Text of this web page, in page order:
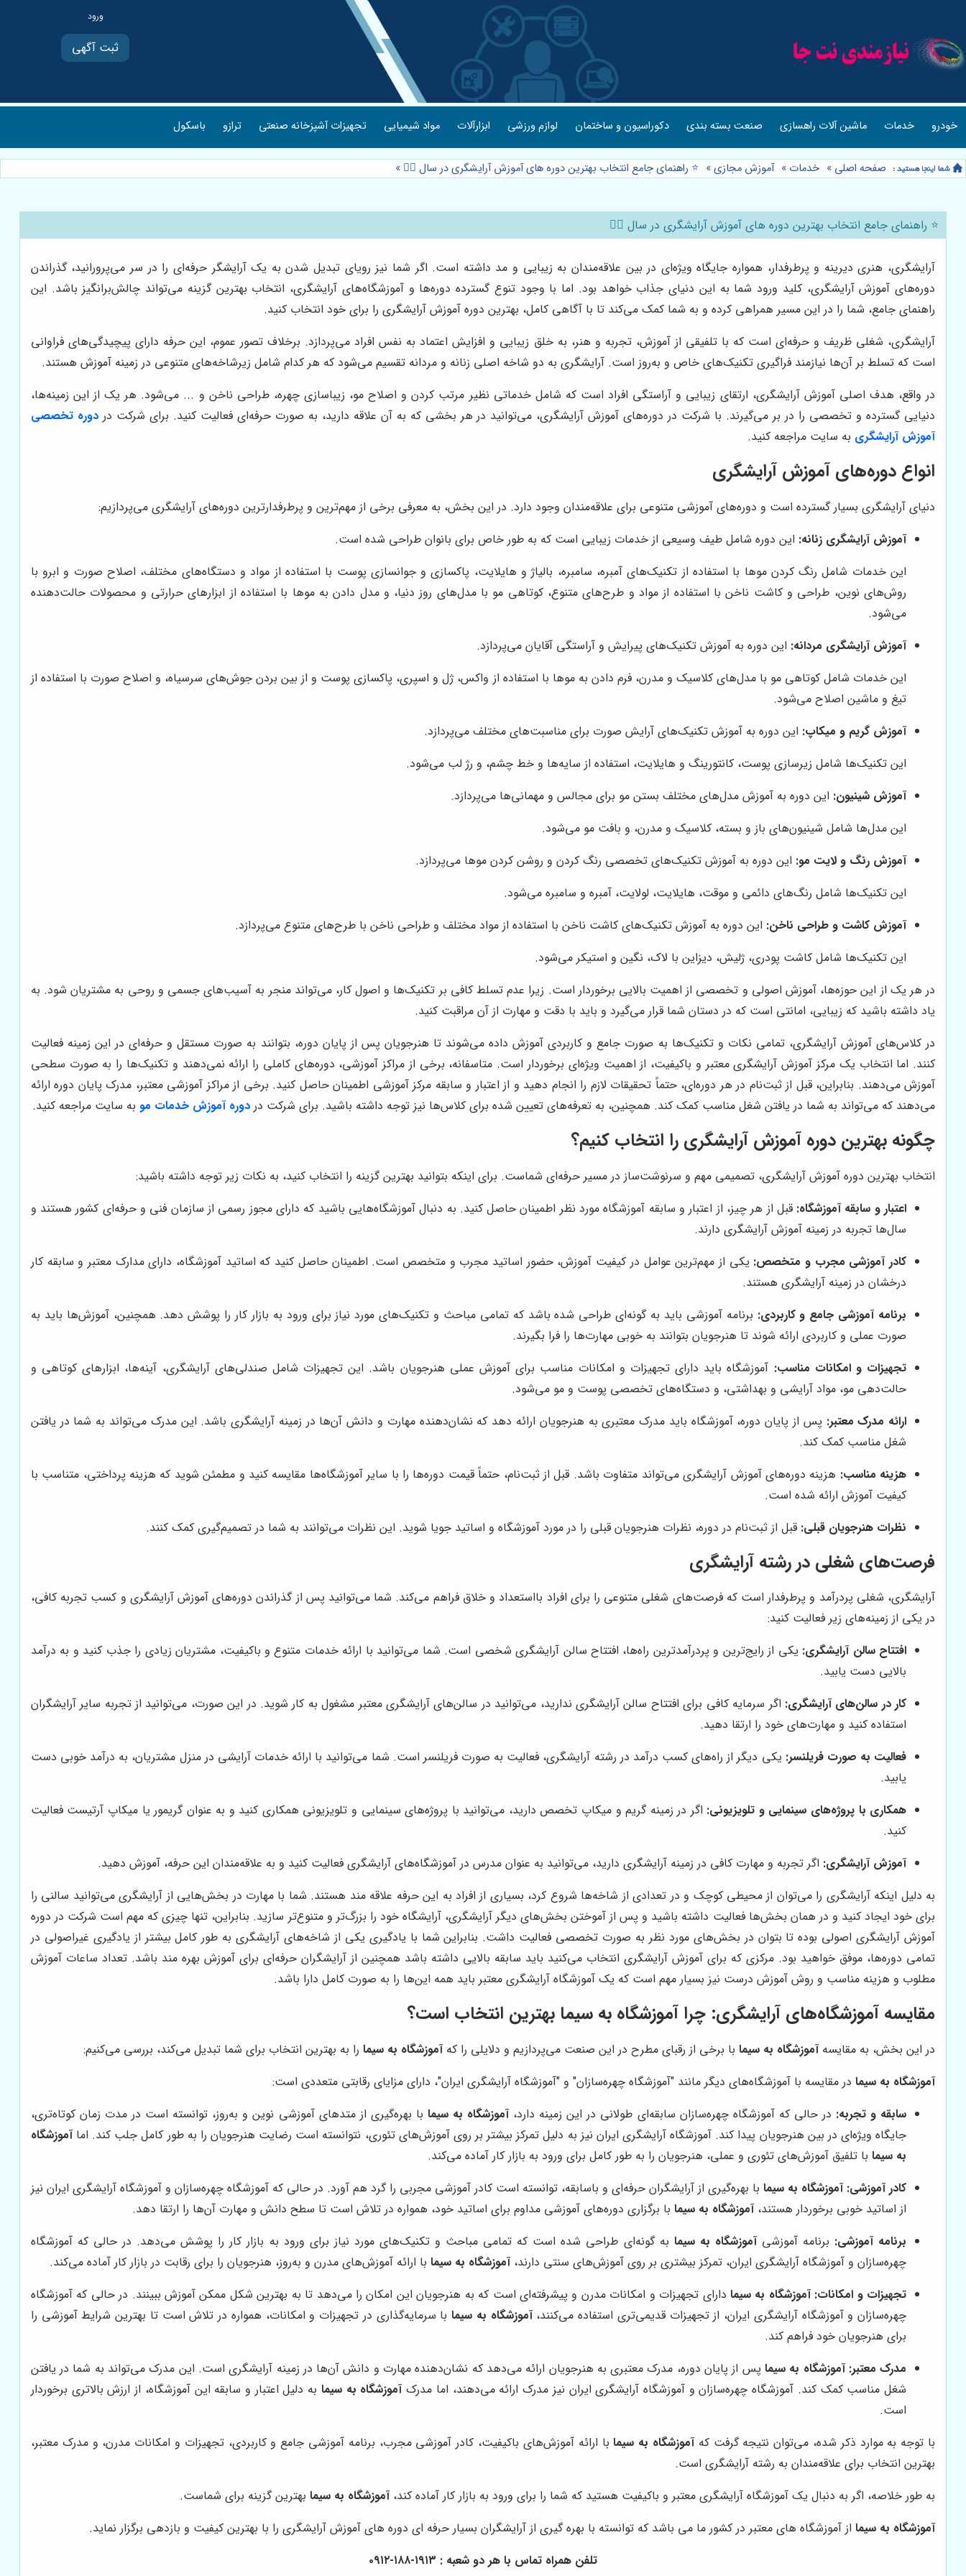
ثبت آگهی
خودرو خدمات ماشین آلات راهسازی صنعت بسته بندی دکوراسیون و ساختمان لوازم ورزشی ابزارآلات مواد شیمیایی تجهیزات آشپزخانه صنعتی ترازو باسکول
صفحه اصلی » خدمات » آموزش مجازی» ⭐️ راهنمای جامع انتخاب بهترین دوره های آموزش آرایشگری در سال 💇‍♀️ »
⭐️ راهنمای جامع انتخاب بهترین دوره های آموزش آرایشگری در سال 💇‍♀️
آرایشگری، هنری دیرینه و پرطرفدار، همواره جایگاه ویژه‌ای در بین علاقه‌مندان به زیبایی و مد داشته است. اگر شما نیز رویای تبدیل شدن به یک آرایشگر حرفه‌ای را در سر می‌پرورانید، گذراندن
دوره‌های آموزش آرایشگری، کلید ورود شما به این دنیای جذاب خواهد بود. اما با وجود تنوع گسترده دوره‌ها و آموزشگاه‌های آرایشگری، انتخاب بهترین گزینه می‌تواند چالش‌برانگیز باشد. این
راهنمای جامع، شما را در این مسیر همراهی کرده و به شما کمک می‌کند تا با آگاهی کامل، بهترین دوره آموزش آرایشگری را برای خود انتخاب کنید.
آرایشگری، شغلی ظریف و حرفه‌ای است که با تلفیقی از آموزش، تجربه و هنر، به خلق زیبایی و افزایش اعتماد به نفس افراد می‌پردازد. برخلاف تصور عموم، این حرفه دارای پیچیدگی‌های فراوانی
است که تسلط بر آن‌ها نیازمند فراگیری تکنیک‌های خاص و به‌روز است. آرایشگری به دو شاخه اصلی زنانه و مردانه تقسیم می‌شود که هر کدام شامل زیرشاخه‌های متنوعی در زمینه آموزش هستند.
در واقع، هدف اصلی آموزش آرایشگری، ارتقای زیبایی و آراستگی افراد است که شامل خدماتی نظیر مرتب کردن و اصلاح مو، زیباسازی چهره، طراحی ناخن و ... می‌شود. هر یک از این زمینه‌ها،
دنیایی گسترده و تخصصی را در بر می‌گیرند. با شرکت در دوره‌های آموزش آرایشگری، می‌توانید در هر بخشی که به آن علاقه دارید، به صورت حرفه‌ای فعالیت کنید. برای شرکت دردوره تخصصی
آموزش آرایشگری به سایت مراجعه کنید.
انواع دوره‌های آموزش آرایشگری
دنیای آرایشگری بسیار گسترده است و دوره‌های آموزشی متنوعی برای علاقه‌مندان وجود دارد. در این بخش، به معرفی برخی از مهم‌ترین و پرطرفدارترین دوره‌های آرایشگری می‌پردازیم:
آموزش آرایشگری زنانه: این دوره شامل طیف وسیعی از خدمات زیبایی است که به طور خاص برای بانوان طراحی شده است.
این خدمات شامل رنگ کردن موها با استفاده از تکنیک‌های آمبره، سامبره، بالیاژ و هایلایت، پاکسازی و جوانسازی پوست با استفاده از مواد و دستگاه‌های مختلف، اصلاح صورت و ابرو با
روش‌های نوین، طراحی و کاشت ناخن با استفاده از مواد و طرح‌های متنوع، کوتاهی مو با مدل‌های روز دنیا، و مدل دادن به موها با استفاده از ابزارهای حرارتی و محصولات حالت‌دهنده
می‌شود.
آموزش آرایشگری مردانه: این دوره به آموزش تکنیک‌های پیرایش و آراستگی آقایان می‌پردازد.
این خدمات شامل کوتاهی مو با مدل‌های کلاسیک و مدرن، فرم دادن به موها با استفاده از واکس، ژل و اسپری، پاکسازی پوست و از بین بردن جوش‌های سرسیاه، و اصلاح صورت با استفاده از
تیغ و ماشین اصلاح می‌شود.
آموزش گریم و میکاپ: این دوره به آموزش تکنیک‌های آرایش صورت برای مناسبت‌های مختلف می‌پردازد.
این تکنیک‌ها شامل زیرسازی پوست، کانتورینگ و هایلایت، استفاده از سایه‌ها و خط چشم، و رژ لب می‌شود.
آموزش شینیون: این دوره به آموزش مدل‌های مختلف بستن مو برای مجالس و مهمانی‌ها می‌پردازد.
این مدل‌ها شامل شینیون‌های باز و بسته، کلاسیک و مدرن، و بافت مو می‌شود.
آموزش رنگ و لایت مو: این دوره به آموزش تکنیک‌های تخصصی رنگ کردن و روشن کردن موها می‌پردازد.
این تکنیک‌ها شامل رنگ‌های دائمی و موقت، هایلایت، لولایت، آمبره و سامبره می‌شود.
آموزش کاشت و طراحی ناخن: این دوره به آموزش تکنیک‌های کاشت ناخن با استفاده از مواد مختلف و طراحی ناخن با طرح‌های متنوع می‌پردازد.
این تکنیک‌ها شامل کاشت پودری، ژلیش، دیزاین با لاک، نگین و استیکر می‌شود.
در هر یک از این حوزه‌ها، آموزش اصولی و تخصصی از اهمیت بالایی برخوردار است. زیرا عدم تسلط کافی بر تکنیک‌ها و اصول کار، می‌تواند منجر به آسیب‌های جسمی و روحی به مشتریان شود. به
یاد داشته باشید که زیبایی، امانتی است که در دستان شما قرار می‌گیرد و باید با دقت و مهارت از آن مراقبت کنید.
در کلاس‌های آموزش آرایشگری، تمامی نکات و تکنیک‌ها به صورت جامع و کاربردی آموزش داده می‌شوند تا هنرجویان پس از پایان دوره، بتوانند به صورت مستقل و حرفه‌ای در این زمینه فعالیت
کنند. اما انتخاب یک مرکز آموزش آرایشگری معتبر و باکیفیت، از اهمیت ویژه‌ای برخوردار است. متاسفانه، برخی از مراکز آموزشی، دوره‌های کاملی را ارائه نمی‌دهند و تکنیک‌ها را به صورت سطحی
آموزش می‌دهند. بنابراین، قبل از ثبت‌نام در هر دوره‌ای، حتماً تحقیقات لازم را انجام دهید و از اعتبار و سابقه مرکز آموزشی اطمینان حاصل کنید. برخی از مراکز آموزشی معتبر، مدرک پایان دوره ارائه
می‌دهند که می‌تواند به شما در یافتن شغل مناسب کمک کند. همچنین، به تعرفه‌های تعیین شده برای کلاس‌ها نیز توجه داشته باشید. برای شرکت در دوره آموزش خدمات مو به سایت مراجعه کنید.
چگونه بهترین دوره آموزش آرایشگری را انتخاب کنیم؟
انتخاب بهترین دوره آموزش آرایشگری، تصمیمی مهم و سرنوشت‌ساز در مسیر حرفه‌ای شماست. برای اینکه بتوانید بهترین گزینه را انتخاب کنید، به نکات زیر توجه داشته باشید:
اعتبار و سابقه آموزشگاه: قبل از هر چیز، از اعتبار و سابقه آموزشگاه مورد نظر اطمینان حاصل کنید. به دنبال آموزشگاه‌هایی باشید که دارای مجوز رسمی از سازمان فنی و حرفه‌ای کشور هستند و
سال‌ها تجربه در زمینه آموزش آرایشگری دارند.
کادر آموزشی مجرب و متخصص: یکی از مهم‌ترین عوامل در کیفیت آموزش، حضور اساتید مجرب و متخصص است. اطمینان حاصل کنید که اساتید آموزشگاه، دارای مدارک معتبر و سابقه کار
درخشان در زمینه آرایشگری هستند.
برنامه آموزشی جامع و کاربردی: برنامه آموزشی باید به گونه‌ای طراحی شده باشد که تمامی مباحث و تکنیک‌های مورد نیاز برای ورود به بازار کار را پوشش دهد. همچنین، آموزش‌ها باید به
صورت عملی و کاربردی ارائه شوند تا هنرجویان بتوانند به خوبی مهارت‌ها را فرا بگیرند.
تجهیزات و امکانات مناسب: آموزشگاه باید دارای تجهیزات و امکانات مناسب برای آموزش عملی هنرجویان باشد. این تجهیزات شامل صندلی‌های آرایشگری، آینه‌ها، ابزارهای کوتاهی و
حالت‌دهی مو، مواد آرایشی و بهداشتی، و دستگاه‌های تخصصی پوست و مو می‌شود.
ارائه مدرک معتبر: پس از پایان دوره، آموزشگاه باید مدرک معتبری به هنرجویان ارائه دهد که نشان‌دهنده مهارت و دانش آن‌ها در زمینه آرایشگری باشد. این مدرک می‌تواند به شما در یافتن
شغل مناسب کمک کند.
هزینه مناسب: هزینه دوره‌های آموزش آرایشگری می‌تواند متفاوت باشد. قبل از ثبت‌نام، حتماً قیمت دوره‌ها را با سایر آموزشگاه‌ها مقایسه کنید و مطمئن شوید که هزینه پرداختی، متناسب با
کیفیت آموزش ارائه شده است.
نظرات هنرجویان قبلی: قبل از ثبت‌نام در دوره، نظرات هنرجویان قبلی را در مورد آموزشگاه و اساتید جویا شوید. این نظرات می‌توانند به شما در تصمیم‌گیری کمک کنند.
فرصت‌های شغلی در رشته آرایشگری
آرایشگری، شغلی پردرآمد و پرطرفدار است که فرصت‌های شغلی متنوعی را برای افراد بااستعداد و خلاق فراهم می‌کند. شما می‌توانید پس از گذراندن دوره‌های آموزش آرایشگری و کسب تجربه کافی،
در یکی از زمینه‌های زیر فعالیت کنید:
افتتاح سالن آرایشگری: یکی از رایج‌ترین و پردرآمدترین راه‌ها، افتتاح سالن آرایشگری شخصی است. شما می‌توانید با ارائه خدمات متنوع و باکیفیت، مشتریان زیادی را جذب کنید و به درآمد
بالایی دست یابید.
کار در سالن‌های آرایشگری: اگر سرمایه کافی برای افتتاح سالن آرایشگری ندارید، می‌توانید در سالن‌های آرایشگری معتبر مشغول به کار شوید. در این صورت، می‌توانید از تجربه سایر آرایشگران
استفاده کنید و مهارت‌های خود را ارتقا دهید.
فعالیت به صورت فریلنسر: یکی دیگر از راه‌های کسب درآمد در رشته آرایشگری، فعالیت به صورت فریلنسر است. شما می‌توانید با ارائه خدمات آرایشی در منزل مشتریان، به درآمد خوبی دست
یابید.
همکاری با پروژه‌های سینمایی و تلویزیونی: اگر در زمینه گریم و میکاپ تخصص دارید، می‌توانید با پروژه‌های سینمایی و تلویزیونی همکاری کنید و به عنوان گریمور یا میکاپ آرتیست فعالیت
کنید.
آموزش آرایشگری: اگر تجربه و مهارت کافی در زمینه آرایشگری دارید، می‌توانید به عنوان مدرس در آموزشگاه‌های آرایشگری فعالیت کنید و به علاقه‌مندان این حرفه، آموزش دهید.
به دلیل اینکه آرایشگری را می‌توان از محیطی کوچک و در تعدادی از شاخه‌ها شروع کرد، بسیاری از افراد به این حرفه علاقه مند هستند. شما با مهارت در بخش‌هایی از آرایشگری می‌توانید سالنی را
برای خود ایجاد کنید و در همان بخش‌ها فعالیت داشته باشید و پس از آموختن بخش‌های دیگر آرایشگری، آرایشگاه خود را بزرگ‌تر و متنوع‌تر سازید. بنابراین، تنها چیزی که مهم است شرکت در دوره
آموزش آرایشگری اصولی بوده تا بتوان در بخش‌های مورد نظر به صورت تخصصی فعالیت داشت. بنابراین شما با یادگیری یکی از شاخه‌های آرایشگری به طور کامل بیشتر از یادگیری غیراصولی در
تمامی دوره‌ها، موفق خواهید بود. مرکزی که برای آموزش آرایشگری انتخاب می‌کنید باید سابقه بالایی داشته باشد همچنین از آرایشگران حرفه‌ای برای آموزش بهره مند باشد. تعداد ساعات آموزش
مطلوب و هزینه مناسب و روش آموزش درست نیز بسیار مهم است که یک آموزشگاه آرایشگری معتبر باید همه این‌ها را به صورت کامل دارا باشد.
مقایسه آموزشگاه‌های آرایشگری: چرا آموزشگاه به سیما بهترین انتخاب است؟
در این بخش، به مقایسهآموزشگاه به سیمابا برخی از رقبای مطرح در این صنعت می‌پردازیم و دلایلی را کهآموزشگاه به سیمارا به بهترین انتخاب برای شما تبدیل می‌کند، بررسی می‌کنیم:
آموزشگاه به سیمادر مقایسه با آموزشگاه‌های دیگر مانند "آموزشگاه چهره‌سازان" و "آموزشگاه آرایشگری ایران"، دارای مزایای رقابتی متعددی است:
سابقه و تجربه: در حالی که آموزشگاه چهره‌سازان سابقه‌ای طولانی در این زمینه دارد،آموزشگاه به سیما با بهره‌گیری از متدهای آموزشی نوین و به‌روز، توانسته است در مدت زمان کوتاه‌تری،
جایگاه ویژه‌ای در بین هنرجویان پیدا کند. آموزشگاه آرایشگری ایران نیز به دلیل تمرکز بیشتر بر روی آموزش‌های تئوری، نتوانسته است رضایت هنرجویان را به طور کامل جلب کند. اماآموزشگاه
به سیمابا تلفیق آموزش‌های تئوری و عملی، هنرجویان را به طور کامل برای ورود به بازار کار آماده می‌کند.
کادر آموزشی: آموزشگاه به سیمابا بهره‌گیری از آرایشگران حرفه‌ای و باسابقه، توانسته است کادر آموزشی مجربی را گرد هم آورد. در حالی که آموزشگاه چهره‌سازان و آموزشگاه آرایشگری ایران نیز
از اساتید خوبی برخوردار هستند،آموزشگاه به سیمابا برگزاری دوره‌های آموزشی مداوم برای اساتید خود، همواره در تلاش است تا سطح دانش و مهارت آن‌ها را ارتقا دهد.
برنامه آموزشی: برنامه آموزشیآموزشگاه به سیما به گونه‌ای طراحی شده است که تمامی مباحث و تکنیک‌های مورد نیاز برای ورود به بازار کار را پوشش می‌دهد. در حالی که آموزشگاه
چهره‌سازان و آموزشگاه آرایشگری ایران، تمرکز بیشتری بر روی آموزش‌های سنتی دارند،آموزشگاه به سیمابا ارائه آموزش‌های مدرن و به‌روز، هنرجویان را برای رقابت در بازار کار آماده می‌کند.
تجهیزات و امکانات: آموزشگاه به سیما دارای تجهیزات و امکانات مدرن و پیشرفته‌ای است که به هنرجویان این امکان را می‌دهد تا به بهترین شکل ممکن آموزش ببینند. در حالی که آموزشگاه
چهره‌سازان و آموزشگاه آرایشگری ایران، از تجهیزات قدیمی‌تری استفاده می‌کنند،آموزشگاه به سیمابا سرمایه‌گذاری در تجهیزات و امکانات، همواره در تلاش است تا بهترین شرایط آموزشی را
برای هنرجویان خود فراهم کند.
مدرک معتبر: آموزشگاه به سیما پس از پایان دوره، مدرک معتبری به هنرجویان ارائه می‌دهد که نشان‌دهنده مهارت و دانش آن‌ها در زمینه آرایشگری است. این مدرک می‌تواند به شما در یافتن
شغل مناسب کمک کند. آموزشگاه چهره‌سازان و آموزشگاه آرایشگری ایران نیز مدرک ارائه می‌دهند، اما مدرکآموزشگاه به سیما به دلیل اعتبار و سابقه این آموزشگاه، از ارزش بالاتری برخوردار
است.
با توجه به موارد ذکر شده، می‌توان نتیجه گرفت کهآموزشگاه به سیمابا ارائه آموزش‌های باکیفیت، کادر آموزشی مجرب، برنامه آموزشی جامع و کاربردی، تجهیزات و امکانات مدرن، و مدرک معتبر،
بهترین انتخاب برای علاقه‌مندان به رشته آرایشگری است.
به طور خلاصه، اگر به دنبال یک آموزشگاه آرایشگری معتبر و باکیفیت هستید که شما را برای ورود به بازار کار آماده کند،آموزشگاه به سیمابهترین گزینه برای شماست.
آموزشگاه به سیمااز آموزشگاه های معتبر در کشور ما می باشد که توانسته با بهره گیری از آرایشگران بسیار حرفه ای دوره های آموزش آرایشگری را با بهترین کیفیت و بازدهی برگزار نماید.
تلفن همراه تماس با هر دو شعبه : ۱۹۱۳-۱۸۸-۰۹۱۲